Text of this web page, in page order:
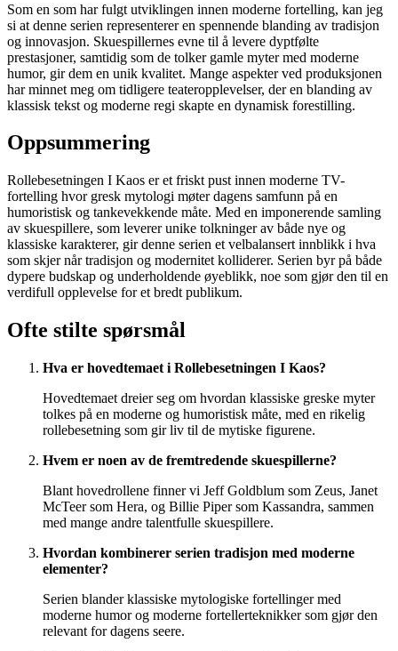
Som en som har fulgt utviklingen innen moderne fortelling, kan jeg
si at denne serien representerer en spennende blanding av tradisjon
og innovasjon. Skuespillernes evne til å levere dyptfølte
prestasjoner, samtidig som de tolker gamle myter med moderne
humor, gir dem en unik kvalitet. Mange aspekter ved produksjonen
har minnet meg om tidligere teateropplevelser, der en blanding av
klassisk tekst og moderne regi skapte en dynamisk forestilling.
Oppsummering
Rollebesetningen I Kaos er et friskt pust innen moderne TV-
fortelling hvor gresk mytologi møter dagens samfunn på en
humoristisk og tankevekkende måte. Med en imponerende samling
av skuespillere, som leverer unike tolkninger av både nye og
klassiske karakterer, gir denne serien et velbalansert innblikk i hva
som skjer når tradisjon og modernitet kolliderer. Serien byr på både
dypere budskap og underholdende øyeblikk, noe som gjør den til en
verdifull opplevelse for et bredt publikum.
Ofte stilte spørsmål
Hva er hovedtemaet i Rollebesetningen I Kaos?
Hovedtemaet dreier seg om hvordan klassiske greske myter
tolkes på en moderne og humoristisk måte, med en rikelig
rollebesetning som gir liv til de mytiske figurene.
Hvem er noen av de fremtredende skuespillerne?
Blant hovedrollene finner vi Jeff Goldblum som Zeus, Janet
McTeer som Hera, og Billie Piper som Kassandra, sammen
med mange andre talentfulle skuespillere.
Hvordan kombinerer serien tradisjon med moderne
elementer?
Serien blander klassiske mytologiske fortellinger med
moderne humor og moderne fortellerteknikker som gjør den
relevant for dagens seere.